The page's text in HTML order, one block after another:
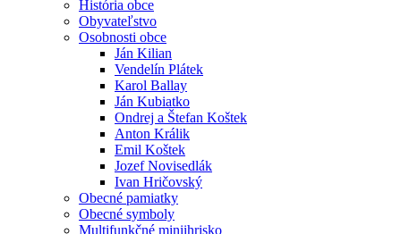
História obce
Obyvateľstvo
Osobnosti obce
Ján Kilian
Vendelín Plátek
Karol Ballay
Ján Kubiatko
Ondrej a Štefan Koštek
Anton Králik
Emil Koštek
Jozef Novisedlák
Ivan Hričovský
Obecné pamiatky
Obecné symboly
Multifunkčné miniihrisko